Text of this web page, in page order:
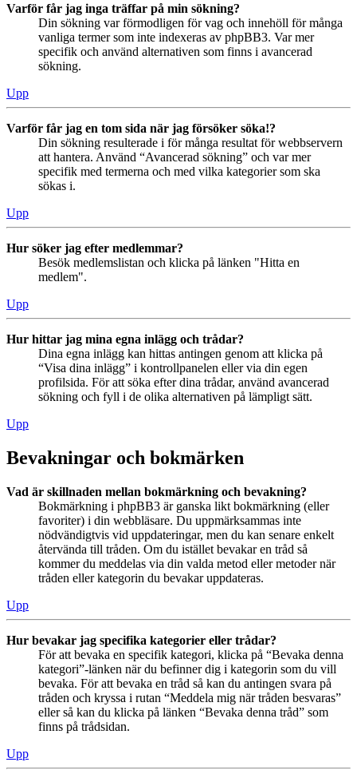
Varför får jag inga träffar på min sökning?
Din sökning var förmodligen för vag och innehöll för många
vanliga termer som inte indexeras av phpBB3. Var mer
specifik och använd alternativen som finns i avancerad
sökning.
Upp
Varför får jag en tom sida när jag försöker söka!?
Din sökning resulterade i för många resultat för webbservern
att hantera. Använd “Avancerad sökning” och var mer
specifik med termerna och med vilka kategorier som ska
sökas i.
Upp
Hur söker jag efter medlemmar?
Besök medlemslistan och klicka på länken "Hitta en
medlem".
Upp
Hur hittar jag mina egna inlägg och trådar?
Dina egna inlägg kan hittas antingen genom att klicka på
“Visa dina inlägg” i kontrollpanelen eller via din egen
profilsida. För att söka efter dina trådar, använd avancerad
sökning och fyll i de olika alternativen på lämpligt sätt.
Upp
Bevakningar och bokmärken
Vad är skillnaden mellan bokmärkning och bevakning?
Bokmärkning i phpBB3 är ganska likt bokmärkning (eller
favoriter) i din webbläsare. Du uppmärksammas inte
nödvändigtvis vid uppdateringar, men du kan senare enkelt
återvända till tråden. Om du istället bevakar en tråd så
kommer du meddelas via din valda metod eller metoder när
tråden eller kategorin du bevakar uppdateras.
Upp
Hur bevakar jag specifika kategorier eller trådar?
För att bevaka en specifik kategori, klicka på “Bevaka denna
kategori”-länken när du befinner dig i kategorin som du vill
bevaka. För att bevaka en tråd så kan du antingen svara på
tråden och kryssa i rutan “Meddela mig när tråden besvaras”
eller så kan du klicka på länken “Bevaka denna tråd” som
finns på trådsidan.
Upp